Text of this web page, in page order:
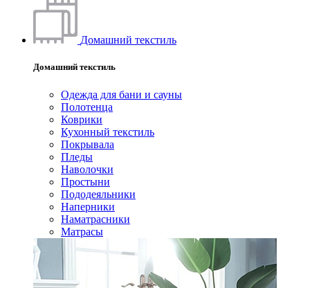
Домашний текстиль
Домашний текстиль
Одежда для бани и сауны
Полотенца
Коврики
Кухонный текстиль
Покрывала
Пледы
Наволочки
Простыни
Пододеяльники
Наперники
Наматрасники
Матрасы